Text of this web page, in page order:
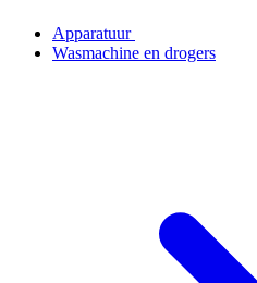
Apparatuur
Wasmachine en drogers